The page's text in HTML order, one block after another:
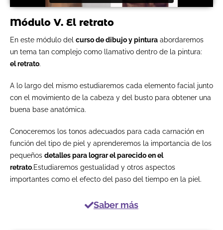
Módulo V. El retrato
En este módulo del curso de dibujo y pintura abordaremos
un tema tan complejo como llamativo dentro de la pintura:
el retrato.
A lo largo del mismo estudiaremos cada elemento facial junto
con el movimiento de la cabeza y del busto para obtener una
buena base anatómica.
Conoceremos los tonos adecuados para cada carnación en
función del tipo de piel y aprenderemos la importancia de los
pequeños detalles para lograr el parecido en el
retrato.Estudiaremos gestualidad y otros aspectos
importantes como el efecto del paso del tiempo en la piel.
Saber más